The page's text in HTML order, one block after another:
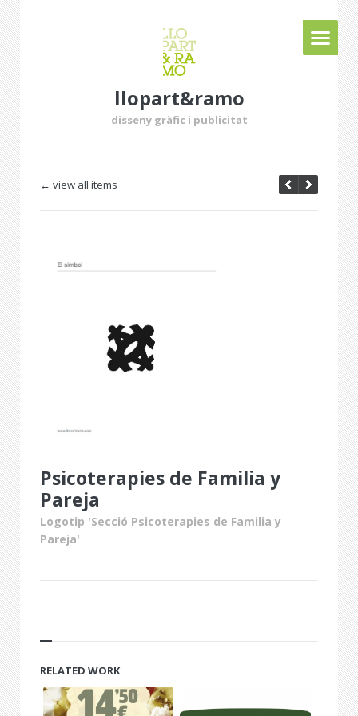
llopart&ramo
disseny gràfic i publicitat
← view all items
Psicoterapies de Familia y
Pareja
Logotip 'Secció Psicoterapies de Familia y
Pareja'
RELATED WORK